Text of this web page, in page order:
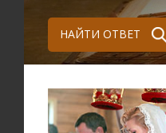
НАЙТИ ОТВЕТ